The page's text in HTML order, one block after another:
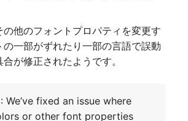
他のフォントプロパティを変更す
の一部がずれたり一部の言語で誤動
が修正されたようです。
We’ve fixed an issue where
or other font properties